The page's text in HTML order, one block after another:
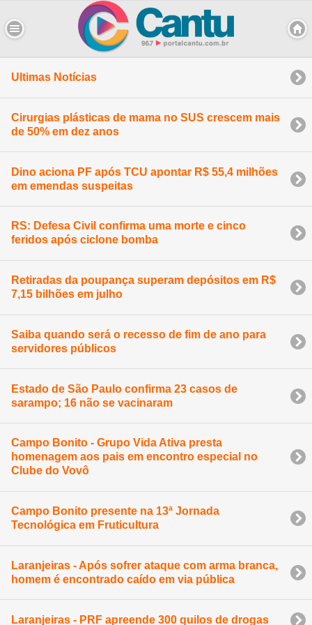
Ultimas Notícias
Cirurgias plásticas de mama no SUS crescem mais
de 50% em dez anos
Dino aciona PF após TCU apontar R$ 55,4 milhões
em emendas suspeitas
RS: Defesa Civil confirma uma morte e cinco
feridos após ciclone bomba
Retiradas da poupança superam depósitos em R$
7,15 bilhões em julho
Saiba quando será o recesso de fim de ano para
servidores públicos
Estado de São Paulo confirma 23 casos de
sarampo; 16 não se vacinaram
Campo Bonito - Grupo Vida Ativa presta
homenagem aos pais em encontro especial no
Clube do Vovô
Campo Bonito presente na 13ª Jornada
Tecnológica em Fruticultura
Laranjeiras - Após sofrer ataque com arma branca,
homem é encontrado caído em via pública
Laranjeiras - PRF apreende 300 quilos de drogas